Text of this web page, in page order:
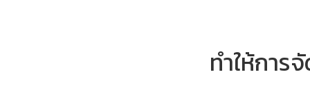
ทำให้การ